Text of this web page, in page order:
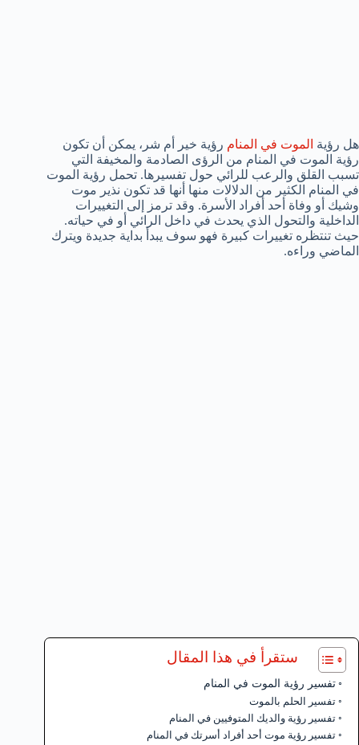
هل رؤية الموت في المنام رؤية خير أم شر، يمكن أن تكون
رؤية الموت في المنام من الرؤى الصادمة والمخيفة التي
تسبب القلق والرعب للرائي حول تفسيرها. تحمل رؤية الموت
في المنام الكثير من الدلالات منها أنها قد تكون نذير موت
وشيك أو وفاة أحد أفراد الأسرة. وقد ترمز إلى التغييرات
الداخلية والتحول الذي يحدث في داخل الرائي أو في حياته.
حيث تنتظره تغييرات كبيرة فهو سوف يبدأ بداية جديدة ويترك
الماضي وراءه.
ستقرأ في هذا المقال
تفسير رؤية الموت في المنام
تفسير الحلم بالموت
تفسير رؤية والديك المتوفيين في المنام
تفسير رؤية موت أحد أفراد أسرتك في المنام